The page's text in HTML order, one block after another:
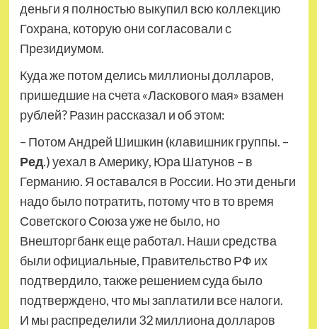
деньги я полностью выкупил всю коллекцию
Гохрана, которую они согласовали с
Президиумом.
Куда же потом делись миллионы долларов,
пришедшие на счета «Ласкового мая» взамен
рублей? Разин рассказал и об этом:
– Потом Андрей Шишкин (клавишник группы. –
Ред.) уехал в Америку, Юра Шатунов – в
Германию. Я оставался в России. Но эти деньги
надо было потратить, потому что в то время
Советского Союза уже не было, но
Внешторгбанк еще работал. Наши средства
были официальные, Правительство РФ их
подтвердило, также решением суда было
подтверждено, что мы заплатили все налоги.
И мы распределили 32 миллиона долларов